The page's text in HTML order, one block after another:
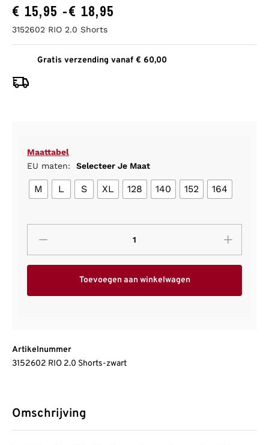
€ 15,95 -€ 18,95
3152602 RIO 2.0 Shorts
Gratis verzending vanaf € 60,00
Maattabel
EU maten:
Selecteer Je Maat
M L S XL 128 140 152 164
Toevoegen aan winkelwagen
Artikelnummer
3152602 RIO 2.0 Shorts-zwart
Omschrijving